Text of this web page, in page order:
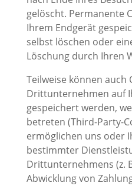
gelöscht. Permanente
Ihrem Endgerät
selbst löschen oder
Löschung durch Ihren
Teilweise können auch
Drittunternehmen auf
gespeichert werden,
betreten (Third-Party-
ermöglichen uns oder
bestimmter
Drittunternehmens (z.
Abwicklung von